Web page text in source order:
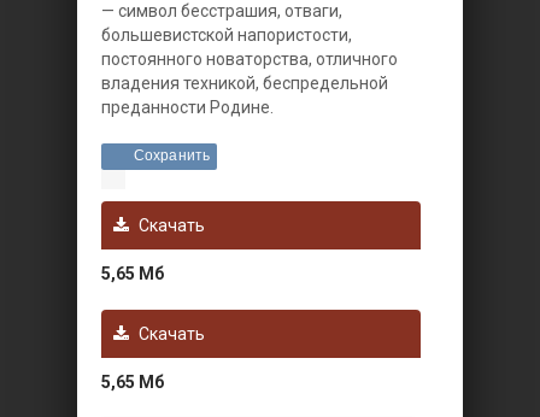
— символ бесстрашия, отваги,
большевистской напористости,
постоянного новаторства, отличного
владения техникой, беспредельной
преданности Родине.
Сохранить
Скачать
5,65 Мб
Скачать
5,65 Мб